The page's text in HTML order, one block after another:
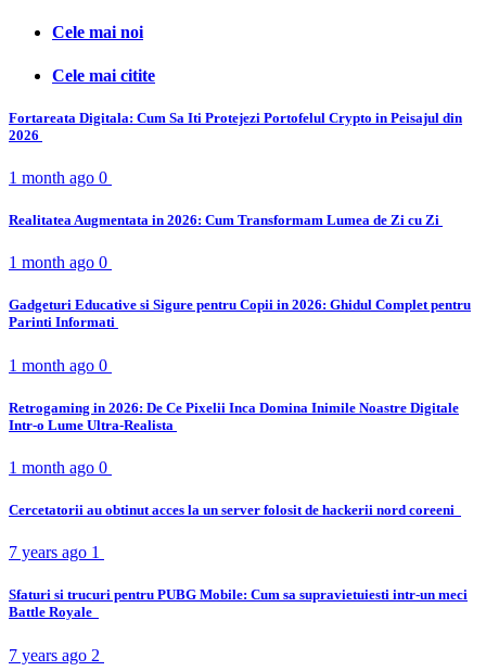
Cele mai noi
Cele mai citite
Fortareata Digitala: Cum Sa Iti Protejezi Portofelul Crypto in Peisajul din
2026
1 month ago 0
Realitatea Augmentata in 2026: Cum Transformam Lumea de Zi cu Zi
1 month ago 0
Gadgeturi Educative si Sigure pentru Copii in 2026: Ghidul Complet pentru
Parinti Informati
1 month ago 0
Retrogaming in 2026: De Ce Pixelii Inca Domina Inimile Noastre Digitale
Intr-o Lume Ultra-Realista
1 month ago 0
Cercetatorii au obtinut acces la un server folosit de hackerii nord coreeni
7 years ago 1
Sfaturi si trucuri pentru PUBG Mobile: Cum sa supravietuiesti intr-un meci
Battle Royale
7 years ago 2